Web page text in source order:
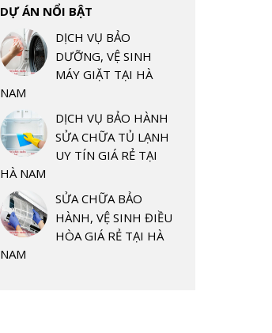
DỰ ÁN NỔI BẬT
DỊCH VỤ BẢO
DƯỠNG, VỆ SINH
MÁY GIẶT TẠI HÀ
NAM
DỊCH VỤ BẢO HÀNH
SỬA CHỮA TỦ LẠNH
UY TÍN GIÁ RẺ TẠI
HÀ NAM
SỬA CHỮA BẢO
HÀNH, VỆ SINH ĐIỀU
HÒA GIÁ RẺ TẠI HÀ
NAM